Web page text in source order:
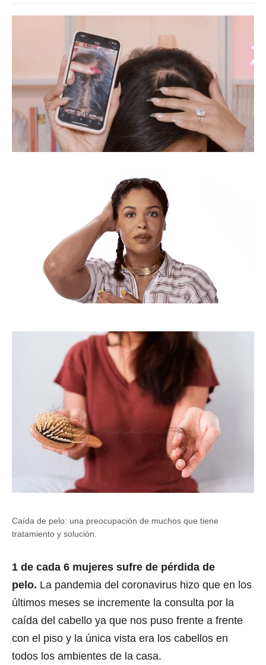
Caída de pelo: una preocupación de muchos que tiene
tratamiento y solución.
1 de cada 6 mujeres sufre de pérdida de
pelo. La pandemia del coronavirus hizo que en los
últimos meses se incremente la consulta por la
caída del cabello ya que nos puso frente a frente
con el piso y la única vista era los cabellos en
todos los ambientes de la casa.